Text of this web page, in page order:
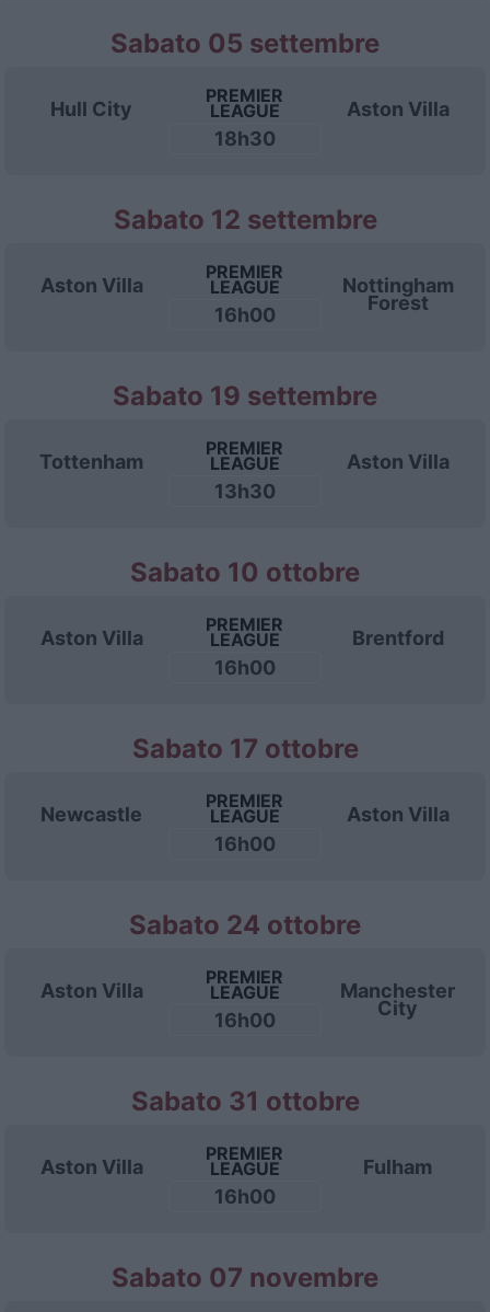
Sabato 05 settembre
Hull City
PREMIER
LEAGUE
18h30
Aston Villa
Sabato 12 settembre
Aston Villa
PREMIER
LEAGUE
16h00
Nottingham
Forest
Sabato 19 settembre
Tottenham
PREMIER
LEAGUE
13h30
Aston Villa
Sabato 10 ottobre
Aston Villa
PREMIER
LEAGUE
16h00
Brentford
Sabato 17 ottobre
Newcastle
PREMIER
LEAGUE
16h00
Aston Villa
Sabato 24 ottobre
Aston Villa
PREMIER
LEAGUE
16h00
Manchester
City
Sabato 31 ottobre
Aston Villa
PREMIER
LEAGUE
16h00
Fulham
Sabato 07 novembre